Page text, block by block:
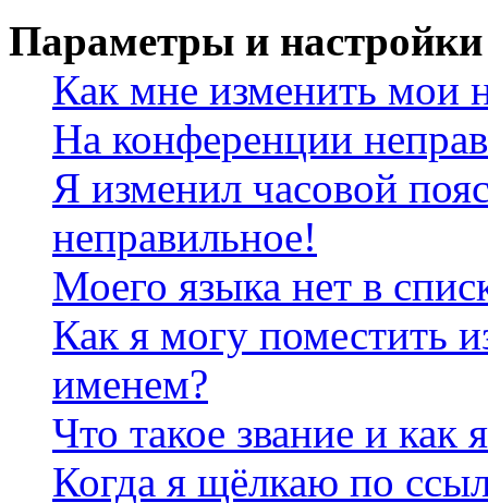
Параметры и настройки
Как мне изменить мои
На конференции
Я изменил часовой
неправильное!
Моего языка нет в
Как я могу поместить
именем?
Что такое звание и как
Когда я щёлкаю по